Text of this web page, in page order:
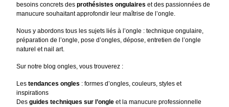
Choisir
les
options
Choisir
options
options
besoins concrets desprothésistes ongulaires et des passionnées de
manucure souhaitant approfondir leur maîtrise de l’ongle.
Nous y abordons tous les sujets liés à l’ongle : technique ongulaire,
préparation de l’ongle, pose d’ongles, dépose, entretien de l’ongle
naturel et nail art.
Sur notre blog ongles, vous trouverez :
Lestendances ongles : formes d’ongles, couleurs, styles et
inspirations
Desguides techniques sur l’ongle et la manucure professionnelle